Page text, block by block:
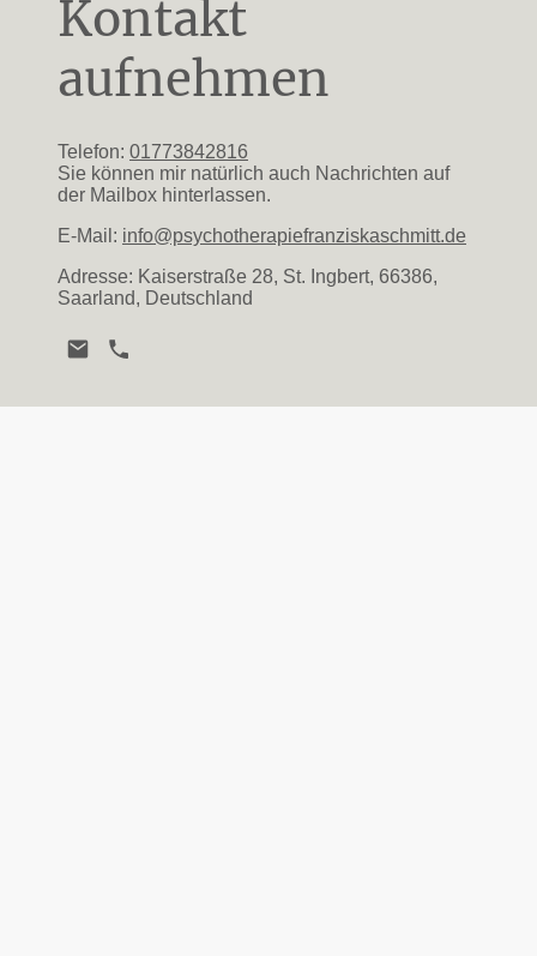
Kontakt
aufnehmen
Telefon: 01773842816
Sie können mir natürlich auch Nachrichten auf
der Mailbox hinterlassen.
E-Mail: info@psychotherapiefranziskaschmitt.de
Adresse: Kaiserstraße 28, St. Ingbert, 66386,
Saarland, Deutschland